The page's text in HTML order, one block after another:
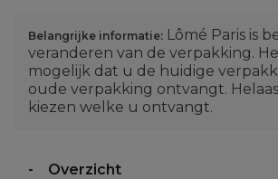
Belangrijke informatie: Lômé Paris is
veranderen van de verpakking.
mogelijk dat u de huidige
oude verpakking ontvangt.
kiezen welke u ontvangt.
Overzicht